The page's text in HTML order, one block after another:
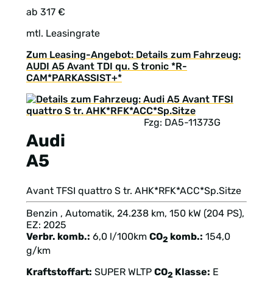
ab 317 €
mtl. Leasingrate
Zum Leasing-Angebot: Details zum Fahrzeug:
AUDI A5 Avant TDI qu. S tronic *R-
CAM*PARKASSIST+*
Audi
A5
Fzg: DA5-11373G
Avant TFSI quattro S tr. AHK*RFK*ACC*Sp.Sitze
Benzin , Automatik, 24.238 km, 150 kW (204 PS),
EZ: 2025
Verbr. komb.: 6,0 l/100km CO2 komb.: 154,0
g/km
Kraftstoffart: SUPER WLTP CO2 Klasse: E